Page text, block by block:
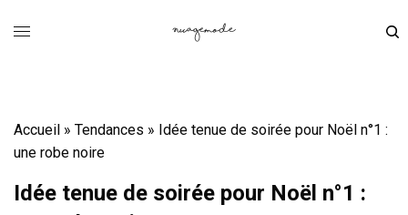
Accueil »Tendances » Idée tenue de soirée pour Noël n°1 :
une robe noire
Idée tenue de soirée pour Noël n°1 :